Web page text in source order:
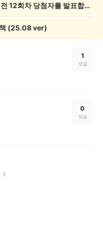
💰[당첨자 발표] 우리 동네 썰전 12회차 당첨자를 발표합니다!
(25.08 ver)
1
댓글
0
댓글